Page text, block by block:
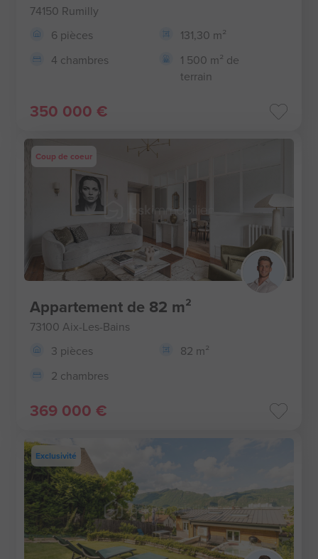
74150 Rumilly
6 pièces
131,30 m²
4 chambres
1 500 m² de
terrain
350 000 €
Coup de coeur
Appartement de 82 m²
73100 Aix-Les-Bains
3 pièces
82 m²
2 chambres
369 000 €
Exclusivité